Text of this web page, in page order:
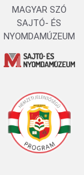
MAGYAR SZÓ
SAJTÓ- ÉS
NYOMDAMÚZEUM